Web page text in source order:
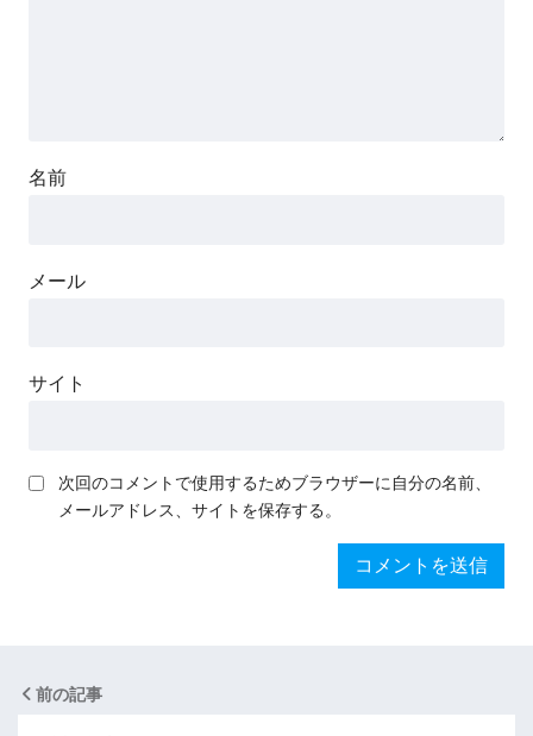
名前
メール
サイト
次回のコメントで使用するためブラウザーに自分の名前、
メールアドレス、サイトを保存する。
前の記事